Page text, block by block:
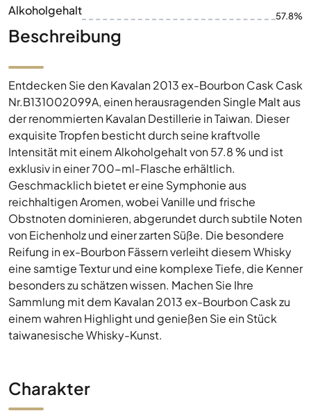
Alkoholgehalt 57.8%
Beschreibung
Entdecken Sie den Kavalan 2013 ex-Bourbon Cask Cask
Nr.B131002099A, einen herausragenden Single Malt aus
der renommierten Kavalan Destillerie in Taiwan. Dieser
exquisite Tropfen besticht durch seine kraftvolle
Intensität mit einem Alkoholgehalt von 57.8 % und ist
exklusiv in einer 700-ml-Flasche erhältlich.
Geschmacklich bietet er eine Symphonie aus
reichhaltigen Aromen, wobei Vanille und frische
Obstnoten dominieren, abgerundet durch subtile Noten
von Eichenholz und einer zarten Süße. Die besondere
Reifung in ex-Bourbon Fässern verleiht diesem Whisky
eine samtige Textur und eine komplexe Tiefe, die Kenner
besonders zu schätzen wissen. Machen Sie Ihre
Sammlung mit dem Kavalan 2013 ex-Bourbon Cask zu
einem wahren Highlight und genießen Sie ein Stück
taiwanesische Whisky-Kunst.
Charakter